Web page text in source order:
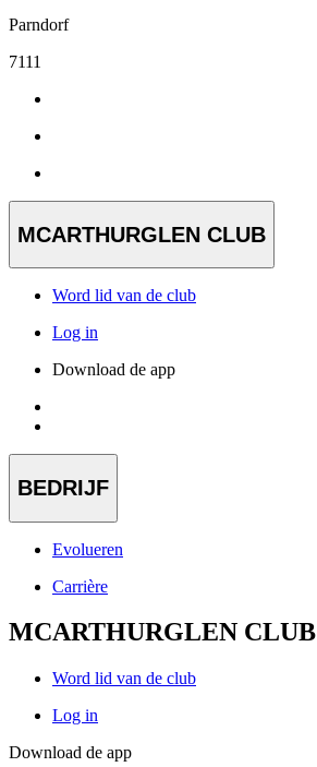
Parndorf
7111
MCARTHURGLEN CLUB
Word lid van de club
Log in
Download de app
BEDRIJF
Evolueren
Carrière
MCARTHURGLEN CLUB
Word lid van de club
Log in
Download de app